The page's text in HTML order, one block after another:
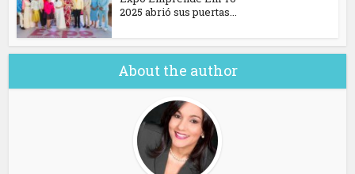
2025 abrió sus puertas...
About the author